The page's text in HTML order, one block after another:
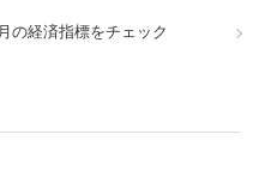
の経済指標をチェック